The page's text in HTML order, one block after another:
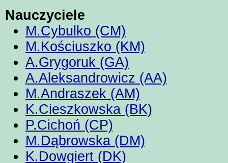
Nauczyciele
M.Cybulko (CM)
M.Kościuszko (KM)
A.Grygoruk (GA)
A.Aleksandrowicz (AA)
M.Andraszek (AM)
K.Cieszkowska (BK)
P.Cichoń (CP)
M.Dąbrowska (DM)
K.Dowgiert (DK)